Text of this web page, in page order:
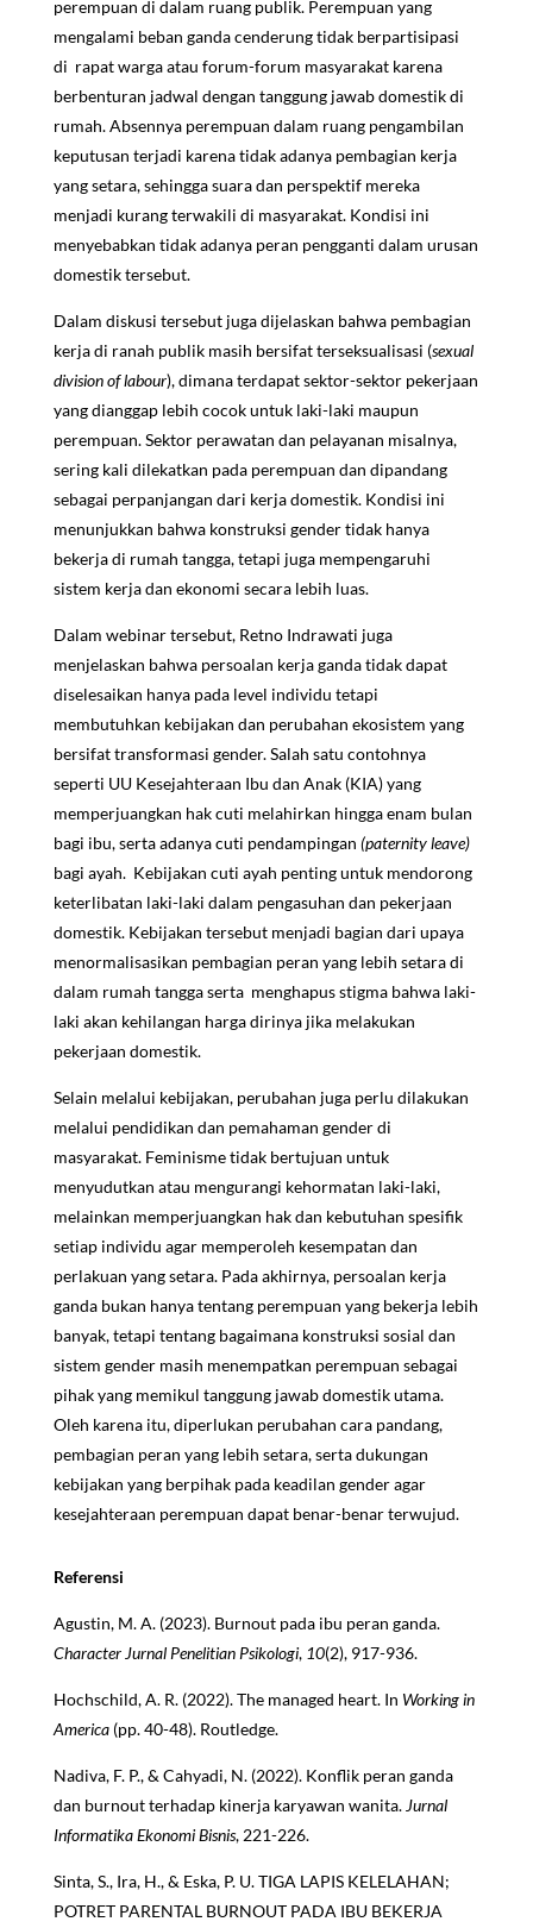
perempuan di dalam ruang publik. Perempuan yang
mengalami beban ganda cenderung tidak berpartisipasi
di rapat warga atau forum-forum masyarakat karena
berbenturan jadwal dengan tanggung jawab domestik di
rumah. Absennya perempuan dalam ruang pengambilan
keputusan terjadi karena tidak adanya pembagian kerja
yang setara, sehingga suara dan perspektif mereka
menjadi kurang terwakili di masyarakat. Kondisi ini
menyebabkan tidak adanya peran pengganti dalam urusan
domestik tersebut.
Dalam diskusi tersebut juga dijelaskan bahwa pembagian
kerja di ranah publik masih bersifat terseksualisasi (sexual
division of labour), dimana terdapat sektor-sektor pekerjaan
yang dianggap lebih cocok untuk laki-laki maupun
perempuan. Sektor perawatan dan pelayanan misalnya,
sering kali dilekatkan pada perempuan dan dipandang
sebagai perpanjangan dari kerja domestik. Kondisi ini
menunjukkan bahwa konstruksi gender tidak hanya
bekerja di rumah tangga, tetapi juga mempengaruhi
sistem kerja dan ekonomi secara lebih luas.
Dalam webinar tersebut, Retno Indrawati juga
menjelaskan bahwa persoalan kerja ganda tidak dapat
diselesaikan hanya pada level individu tetapi
membutuhkan kebijakan dan perubahan ekosistem yang
bersifat transformasi gender. Salah satu contohnya
seperti UU Kesejahteraan Ibu dan Anak (KIA) yang
memperjuangkan hak cuti melahirkan hingga enam bulan
bagi ibu, serta adanya cuti pendampingan (paternity leave)
bagi ayah. Kebijakan cuti ayah penting untuk mendorong
keterlibatan laki-laki dalam pengasuhan dan pekerjaan
domestik. Kebijakan tersebut menjadi bagian dari upaya
menormalisasikan pembagian peran yang lebih setara di
dalam rumah tangga serta menghapus stigma bahwa laki-
laki akan kehilangan harga dirinya jika melakukan
pekerjaan domestik.
Selain melalui kebijakan, perubahan juga perlu dilakukan
melalui pendidikan dan pemahaman gender di
masyarakat. Feminisme tidak bertujuan untuk
menyudutkan atau mengurangi kehormatan laki-laki,
melainkan memperjuangkan hak dan kebutuhan spesifik
setiap individu agar memperoleh kesempatan dan
perlakuan yang setara. Pada akhirnya, persoalan kerja
ganda bukan hanya tentang perempuan yang bekerja lebih
banyak, tetapi tentang bagaimana konstruksi sosial dan
sistem gender masih menempatkan perempuan sebagai
pihak yang memikul tanggung jawab domestik utama.
Oleh karena itu, diperlukan perubahan cara pandang,
pembagian peran yang lebih setara, serta dukungan
kebijakan yang berpihak pada keadilan gender agar
kesejahteraan perempuan dapat benar-benar terwujud.
Referensi
Agustin, M. A. (2023). Burnout pada ibu peran ganda.
Character Jurnal Penelitian Psikologi, 10(2), 917-936.
Hochschild, A. R. (2022). The managed heart. In Working in
America(pp. 40-48). Routledge.
Nadiva, F. P., & Cahyadi, N. (2022). Konflik peran ganda
dan burnout terhadap kinerja karyawan wanita. Jurnal
Informatika Ekonomi Bisnis, 221-226.
Sinta, S., Ira, H., & Eska, P. U. TIGA LAPIS KELELAHAN;
POTRET PARENTAL BURNOUT PADA IBU BEKERJA